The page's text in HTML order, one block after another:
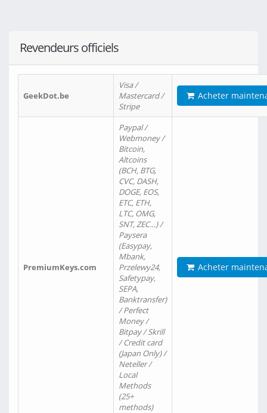
Revendeurs officiels
GeekDot.be
Visa /
Mastercard /
Stripe
Acheter
PremiumKeys.com
Paypal /
Webmoney /
Bitcoin,
Altcoins
(BCH, BTG,
CVC, DASH,
DOGE, EOS,
ETC, ETH,
LTC, OMG,
SNT, ZEC…) /
Paysera
(Easypay,
Mbank,
Przelewy24,
Safetypay,
SEPA,
Banktransfer)
/ Perfect
Money /
Bitpay / Skrill
/ Credit card
(Japan Only) /
Neteller /
Local
Methods
(25+
methods)
Acheter